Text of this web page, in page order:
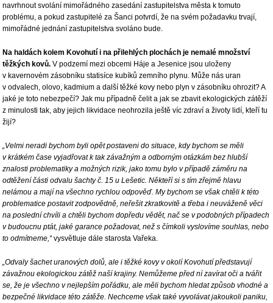
navrhnout svolání mimořádného zasedání zastupitelstva města k tomuto
problému, a pokud zastupitelé za Šanci potvrdí, že na svém požadavku trvají,
mimořádné jednání zastupitelstva svoláno bude.
Na haldách kolem Kovohutí i na přilehlých plochách je nemalé množství
těžkých kovů. V podzemí mezi obcemi Háje a Jesenice jsou uloženy
v kavernovém zásobníku statisíce kubíků zemního plynu. Může nás uran
v odvalech, olovo, kadmium a další těžké kovy nebo plyn v zásobníku ohrozit? A
jaké je toto nebezpečí? Jak mu případně čelit a jak se zbavit ekologických zátěží
z minulosti tak, aby jejich likvidace neohrozila ještě víc zdraví a životy lidí, kteří tu
žijí?
„Velmi neradi bychom byli opět postaveni do situace, kdy bychom se měli
v krátkém čase vyjadřovat k tak závažným a odborným otázkám bez hlubší
znalosti problematiky a možných rizik, jako tomu bylo v případě záměru na
odtěžení části odvalu šachty č. 15 u Lešetic. Někteří si s tím zřejmě hlavu
nelámou a mají na všechno rychlou odpověď. My bychom se však chtěli k této
problematice postavit zodpovědně, neřešit zkratkovitě a třeba i neuváženě věci
na poslední chvíli a chtěli bychom dopředu vědět, nač se v podobných případech
v budoucnu ptát, jaké garance požadovat, než s čímkoli vyslovíme souhlas, nebo
to odmítneme,“vysvětluje dále starosta Vařeka.
„Odvaly šachet uranových dolů, ale i těžké kovy v okolí Kovohutí představují
závažnou ekologickou zátěž naší krajiny. Nemůžeme před ní zavírat oči a tvářit
se, že je všechno v nejlepším pořádku, ale měli bychom hledat způsob vhodné a
bezpečné likvidace této zátěže. Nechceme však také vyvolávat jakoukoli paniku,